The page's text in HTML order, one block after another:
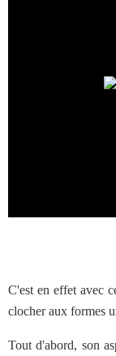
C'est en effet avec
clocher aux formes
Tout d'abord, son